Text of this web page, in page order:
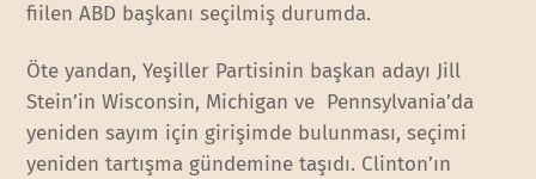
fiilen ABD başkanı seçilmiş durumda.
Öte yandan, Yeşiller Partisinin başkan adayı Jill
Stein’in Wisconsin, Michigan ve Pennsylvania’da
yeniden sayım için girişimde bulunması, seçimi
yeniden tartışma gündemine taşıdı. Clinton’ın